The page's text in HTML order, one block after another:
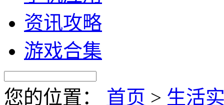
资讯攻略
游戏合集
您的位置： 首页 > 生活